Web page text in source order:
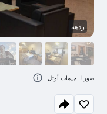
ردهة
صور لـ جيمات أوتل